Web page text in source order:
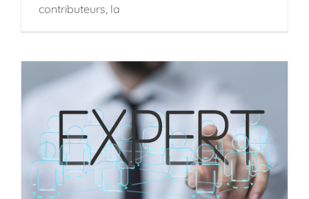
contributeurs, la